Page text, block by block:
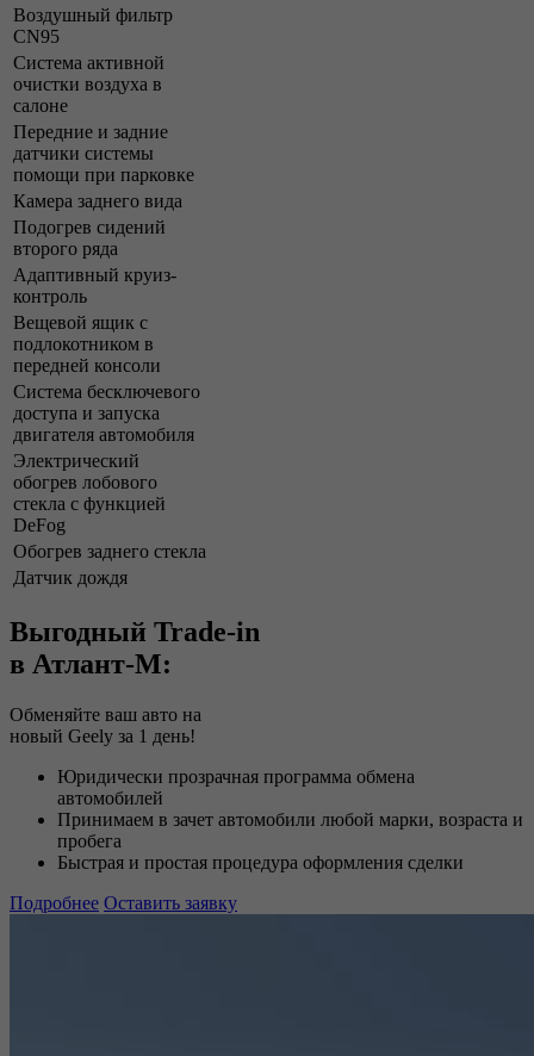
Воздушный фильтр
CN95
Система активной
очистки воздуха в
салоне
Передние и задние
датчики системы
помощи при парковке
Камера заднего вида
Подогрев сидений
второго ряда
Адаптивный круиз-
контроль
Вещевой ящик с
подлокотником в
передней консоли
Система бесключевого
доступа и запуска
двигателя автомобиля
Электрический
обогрев лобового
стекла с функцией
DeFog
Обогрев заднего стекла
Датчик дождя
Выгодный Trade-in
в Атлант-М:
Обменяйте ваш авто на
новый Geely за 1 день!
Юридически прозрачная программа обмена
автомобилей
Принимаем в зачет автомобили любой марки, возраста и
пробега
Быстрая и простая процедура оформления сделки
Подробнее Оставить заявку